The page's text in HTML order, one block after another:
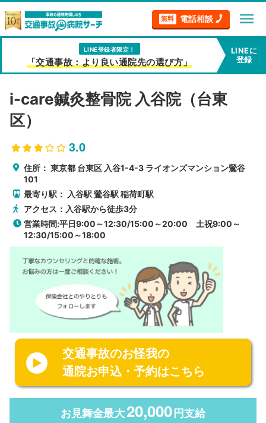
無料 電話相談 menu
LINE登録者限定！
「交通事故：より良い通院先の選び方」
LINEに
登録
i-care鍼灸整骨院 入谷院（台東
区）
3.0
住所：東京都 台東区 入谷1-4-3 ライオンズマンション鶯谷
101
最寄り駅：
入谷駅 鶯谷駅 稲荷町駅
アクセス：入谷駅から徒歩3分
営業時間:平日9:00～12:30/15:00～20:00 土祝9:00～
12:30/15:00～18:00
交通事故のお怪我の
通院お申込・予約はこちら
お見舞金最大20,000 円支給